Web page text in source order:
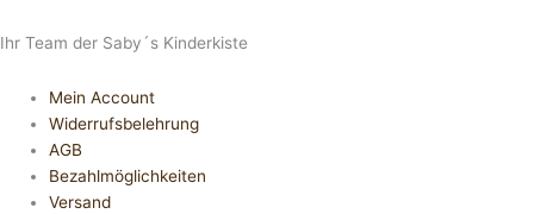
Ihr Team der Saby´s Kinderkiste
Mein Account
Widerrufsbelehrung
AGB
Bezahlmöglichkeiten
Versand